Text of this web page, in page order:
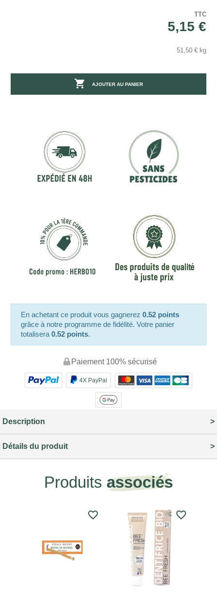
TTC
5,15 €
51,50 € kg
 AJOUTER AU PANIER
En achetant ce produit vous gagnerez0.52 points
grâce à notre programme de fidélité. Votre panier
totalisera0.52 points.
Paiement 100% sécurisé
4X PayPal
Description
Détails du produit
Produits associés
favorite_border favorite_border